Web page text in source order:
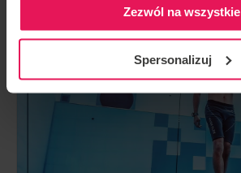
Zezwól na wszystkie
Spersonalizuj
SPRAWDŹ OFERTĘ